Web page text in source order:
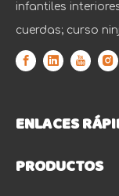
infantiles
cuerdas; curso
ENLACES
PRODUCTOS